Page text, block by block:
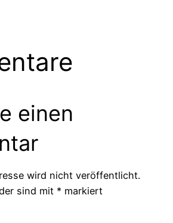
einen
wird nicht veröffentlicht.
sind mit * markiert